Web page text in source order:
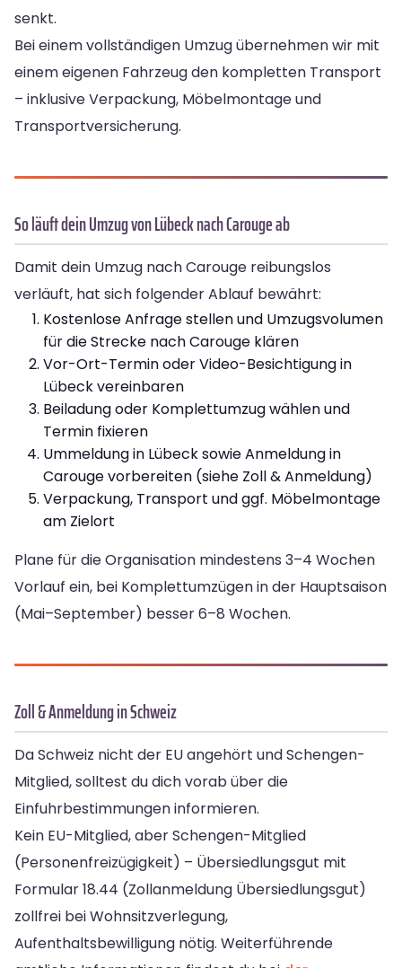
senkt.
Bei einem vollständigen Umzug übernehmen wir mit
einem eigenen Fahrzeug den kompletten Transport
– inklusive Verpackung, Möbelmontage und
Transportversicherung.
So läuft dein Umzug von Lübeck nach Carouge ab
Damit dein Umzug nach Carouge reibungslos
verläuft, hat sich folgender Ablauf bewährt:
Kostenlose Anfrage stellen und Umzugsvolumen
für die Strecke nach Carouge klären
Vor-Ort-Termin oder Video-Besichtigung in
Lübeck vereinbaren
Beiladung oder Komplettumzug wählen und
Termin fixieren
Ummeldung in Lübeck sowie Anmeldung in
Carouge vorbereiten (siehe Zoll & Anmeldung)
Verpackung, Transport und ggf. Möbelmontage
am Zielort
Plane für die Organisation mindestens 3–4 Wochen
Vorlauf ein, bei Komplettumzügen in der Hauptsaison
(Mai–September) besser 6–8 Wochen.
Zoll & Anmeldung in Schweiz
Da Schweiz nicht der EU angehört und Schengen-
Mitglied, solltest du dich vorab über die
Einfuhrbestimmungen informieren.
Kein EU-Mitglied, aber Schengen-Mitglied
(Personenfreizügigkeit) – Übersiedlungsgut mit
Formular 18.44 (Zollanmeldung Übersiedlungsgut)
zollfrei bei Wohnsitzverlegung,
Aufenthaltsbewilligung nötig. Weiterführende